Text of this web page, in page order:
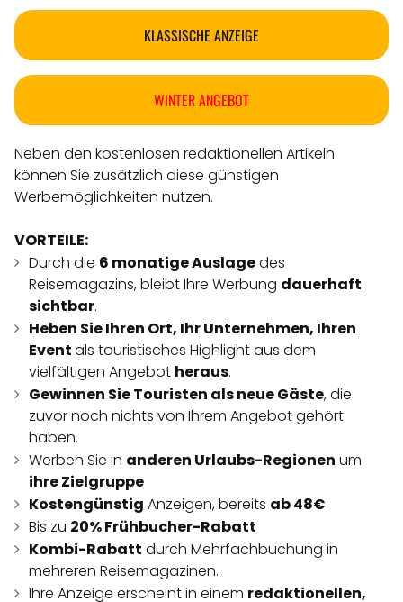
KLASSISCHE ANZEIGE
WINTER ANGEBOT
Neben den kostenlosen redaktionellen Artikeln
können Sie zusätzlich diese günstigen
Werbemöglichkeiten nutzen.
VORTEILE:
Durch die 6 monatige Auslagedes
Reisemagazins, bleibt Ihre Werbung dauerhaft
sichtbar.
Heben Sie Ihren Ort, Ihr Unternehmen, Ihren
Eventals touristisches Highlight aus dem
vielfältigen Angebot heraus.
Gewinnen Sie Touristen als neue Gäste, die
zuvor noch nichts von Ihrem Angebot gehört
haben.
Werben Sie in anderen Urlaubs-Regionen um
ihre Zielgruppe
Kostengünstig Anzeigen, bereits ab 48€
Bis zu 20% Frühbucher-Rabatt
Kombi-Rabatt durch Mehrfachbuchung in
mehreren Reisemagazinen.
Ihre Anzeige erscheint in einem redaktionellen,